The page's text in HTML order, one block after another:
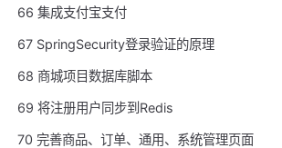
66 集成支付宝支付
67 SpringSecurity登录验证的原理
68 商城项目数据库脚本
69 将注册用户同步到Redis
70 完善商品、订单、通用、系统管理页面